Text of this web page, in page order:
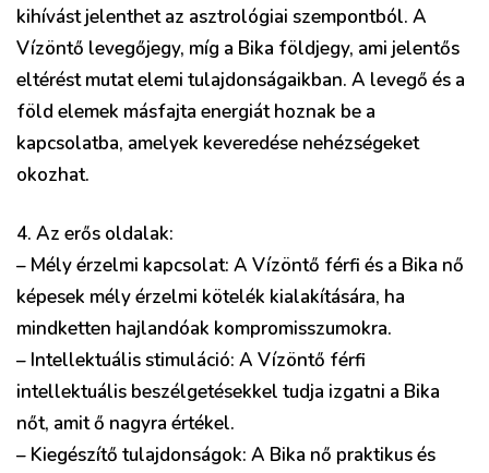
kihívást jelenthet az asztrológiai szempontból. A
Vízöntő levegőjegy, míg a Bika földjegy, ami jelentős
eltérést mutat elemi tulajdonságaikban. A levegő és a
föld elemek másfajta energiát hoznak be a
kapcsolatba, amelyek keveredése nehézségeket
okozhat.
4. Az erős oldalak:
– Mély érzelmi kapcsolat: A Vízöntő férfi és a Bika nő
képesek mély érzelmi kötelék kialakítására, ha
mindketten hajlandóak kompromisszumokra.
– Intellektuális stimuláció: A Vízöntő férfi
intellektuális beszélgetésekkel tudja izgatni a Bika
nőt, amit ő nagyra értékel.
– Kiegészítő tulajdonságok: A Bika nő praktikus és